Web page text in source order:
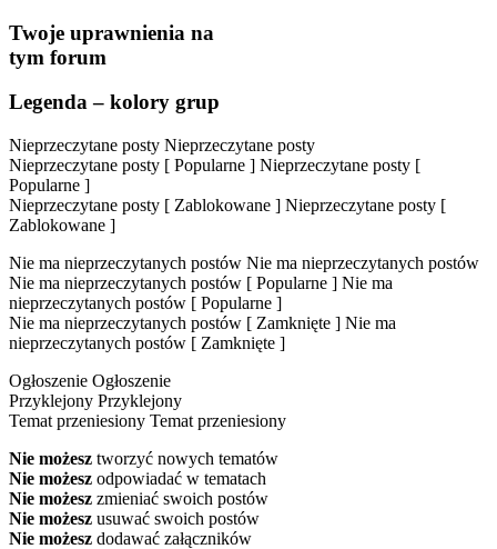
Twoje uprawnienia na
tym forum
Legenda – kolory grup
Nieprzeczytane posty Nieprzeczytane posty
Nieprzeczytane posty [ Popularne ] Nieprzeczytane posty [
Popularne ]
Nieprzeczytane posty [ Zablokowane ] Nieprzeczytane posty [
Zablokowane ]
Nie ma nieprzeczytanych postów Nie ma nieprzeczytanych postów
Nie ma nieprzeczytanych postów [ Popularne ] Nie ma
nieprzeczytanych postów [ Popularne ]
Nie ma nieprzeczytanych postów [ Zamknięte ] Nie ma
nieprzeczytanych postów [ Zamknięte ]
Ogłoszenie Ogłoszenie
Przyklejony Przyklejony
Temat przeniesiony Temat przeniesiony
Nie możesz tworzyć nowych tematów
Nie możesz odpowiadać w tematach
Nie możesz zmieniać swoich postów
Nie możesz usuwać swoich postów
Nie możesz dodawać załączników